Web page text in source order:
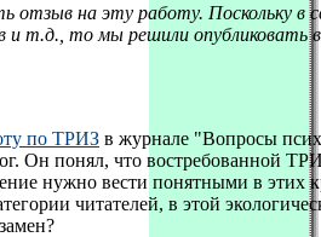
отзыв на эту работу. Поскольку в
и т.д., то мы решили опубликовать
по ТРИЗ в журнале "Вопросы
Он понял, что востребованной
нужно вести понятными в этих
читателей, в этой